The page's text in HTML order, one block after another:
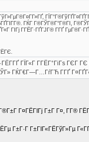
ГўГ»ГµГ®Г¤Г­Г»ГҐ,
ГЌГ Г®ГЎГ®Г°Г®ГІ,
ГІГј Г­ГЁГ·ГҐГЈГ® Г­ГҐ
ГЇГ«Г Г­ГЁГ°ГіГѕ ГЄГ
ГЌГ€Г—Г…ГѓГЋ Г­ГҐ
Г¤ГЁГІГј Г±Г Г¤, Г­Г®
Г±Г·Г Г±ГІГ«ГЁГўГ»Гµ